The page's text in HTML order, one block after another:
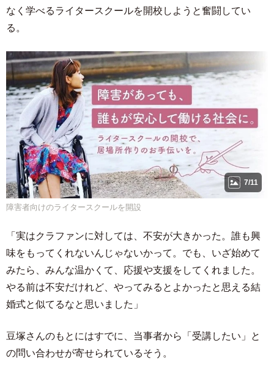
なく学べるライタースクールを開校しようと奮闘してい
る。
7/11
障害者向けのライタースクールを開設
「実はクラファンに対しては、不安が大きかった。誰も興
味をもってくれないんじゃないかって。でも、いざ始めて
みたら、みんな温かくて、応援や支援をしてくれました。
やる前は不安だけれど、やってみるとよかったと思える結
婚式と似てるなと思いました」
豆塚さんのもとにはすでに、当事者から「受講したい」と
の問い合わせが寄せられているそう。